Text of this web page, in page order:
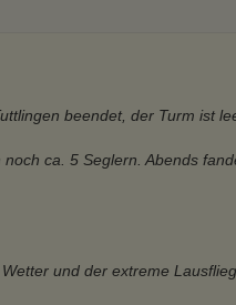
beendet, der Turm ist
ca. 5 Seglern. Abends
und der extreme